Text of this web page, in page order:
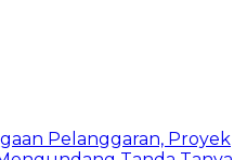
Pelanggaran, Proyek